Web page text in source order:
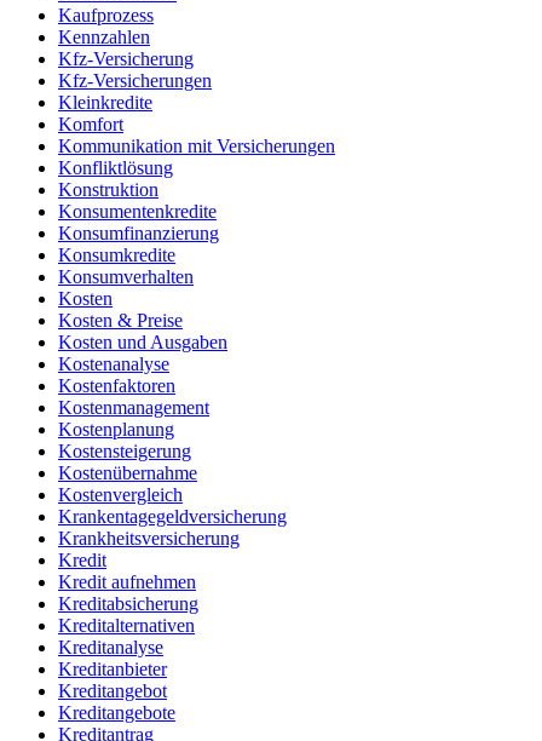
Kaufprozess
Kennzahlen
Kfz-Versicherung
Kfz-Versicherungen
Kleinkredite
Komfort
Kommunikation mit Versicherungen
Konfliktlösung
Konstruktion
Konsumentenkredite
Konsumfinanzierung
Konsumkredite
Konsumverhalten
Kosten
Kosten & Preise
Kosten und Ausgaben
Kostenanalyse
Kostenfaktoren
Kostenmanagement
Kostenplanung
Kostensteigerung
Kostenübernahme
Kostenvergleich
Krankentagegeldversicherung
Krankheitsversicherung
Kredit
Kredit aufnehmen
Kreditabsicherung
Kreditalternativen
Kreditanalyse
Kreditanbieter
Kreditangebot
Kreditangebote
Kreditantrag